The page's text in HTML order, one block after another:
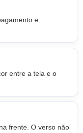
e
entre a tela e o
frente. O verso não